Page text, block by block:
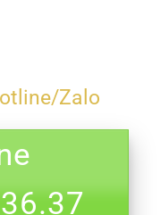
Zalo